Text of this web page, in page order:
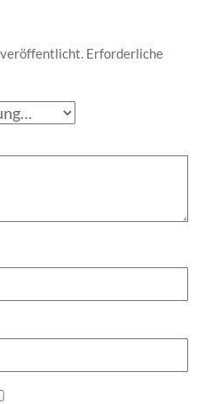
Erforderliche